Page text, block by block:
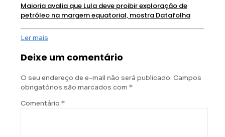
Maioria avalia que Lula deve proibir exploração de
petróleo na margem equatorial, mostra Datafolha
Ler mais
Deixe um comentário
O seu endereço de e-mail não será publicado. Campos
obrigatórios são marcados com *
Comentário *